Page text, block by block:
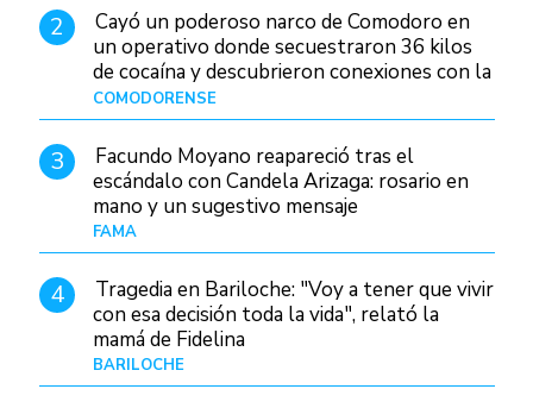
2
Cayó un poderoso narco de Comodoro en
un operativo donde secuestraron 36 kilos
de cocaína y descubrieron conexiones con la
Patagonia
COMODORENSE
3
Facundo Moyano reapareció tras el
escándalo con Candela Arizaga: rosario en
mano y un sugestivo mensaje
FAMA
4
Tragedia en Bariloche: "Voy a tener que vivir
con esa decisión toda la vida", relató la
mamá de Fidelina
BARILOCHE